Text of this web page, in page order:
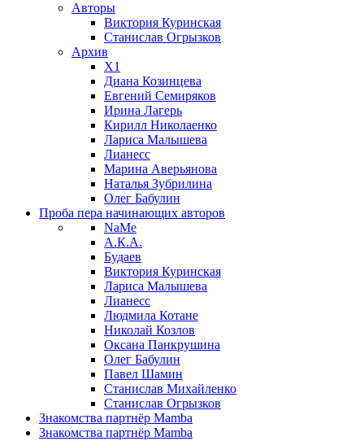
Авторы
Виктория Куринская
Станислав Огрызков
Архив
X1
Диана Козинцева
Евгений Семиряков
Ирина Лагерь
Кирилл Николаенко
Лариса Малышева
Лианесс
Марина Аверьянова
Наталья Зубрилина
Олег Бабулин
Проба пера начинающих авторов
NaMe
А.К.А.
Будаев
Виктория Куринская
Лариса Малышева
Лианесс
Людмила Котане
Николай Козлов
Оксана Панкрушина
Олег Бабулин
Павел Шамин
Станислав Михайленко
Станислав Огрызков
Знакомства партнёр Mamba
Знакомства партнёр Mamba